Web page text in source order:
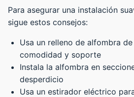
Para asegurar una instalación
sigue estos consejos:
Usa un relleno de alfombra
comodidad y soporte
Instala la alfombra en
desperdicio
Usa un estirador eléctrico